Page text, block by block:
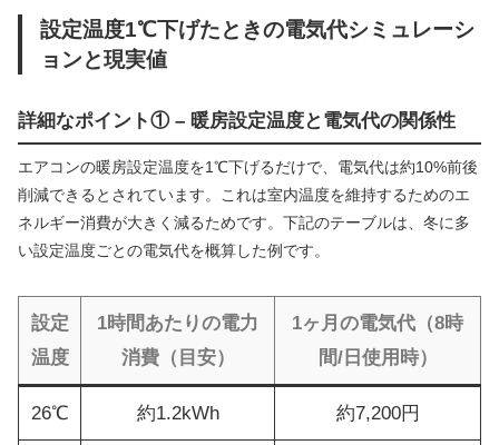
設定温度1℃下げたときの電気代シミュレーシ
ョンと現実値
詳細なポイント① – 暖房設定温度と電気代の関係性
エアコンの暖房設定温度を1℃下げるだけで、電気代は約10%前後
削減できるとされています。これは室内温度を維持するためのエ
ネルギー消費が大きく減るためです。下記のテーブルは、冬に多
い設定温度ごとの電気代を概算した例です。
設定
温度
1時間あたりの電力
消費（目安）
1ヶ月の電気代（8時
間/日使用時）
26℃ 約1.2kWh 約7,200円